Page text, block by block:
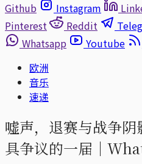
Github
Instagram
Pinterest
Reddit
Whatsapp
Youtube
欧洲
音乐
速递
嘘声，退赛与战争
具争议的一届｜